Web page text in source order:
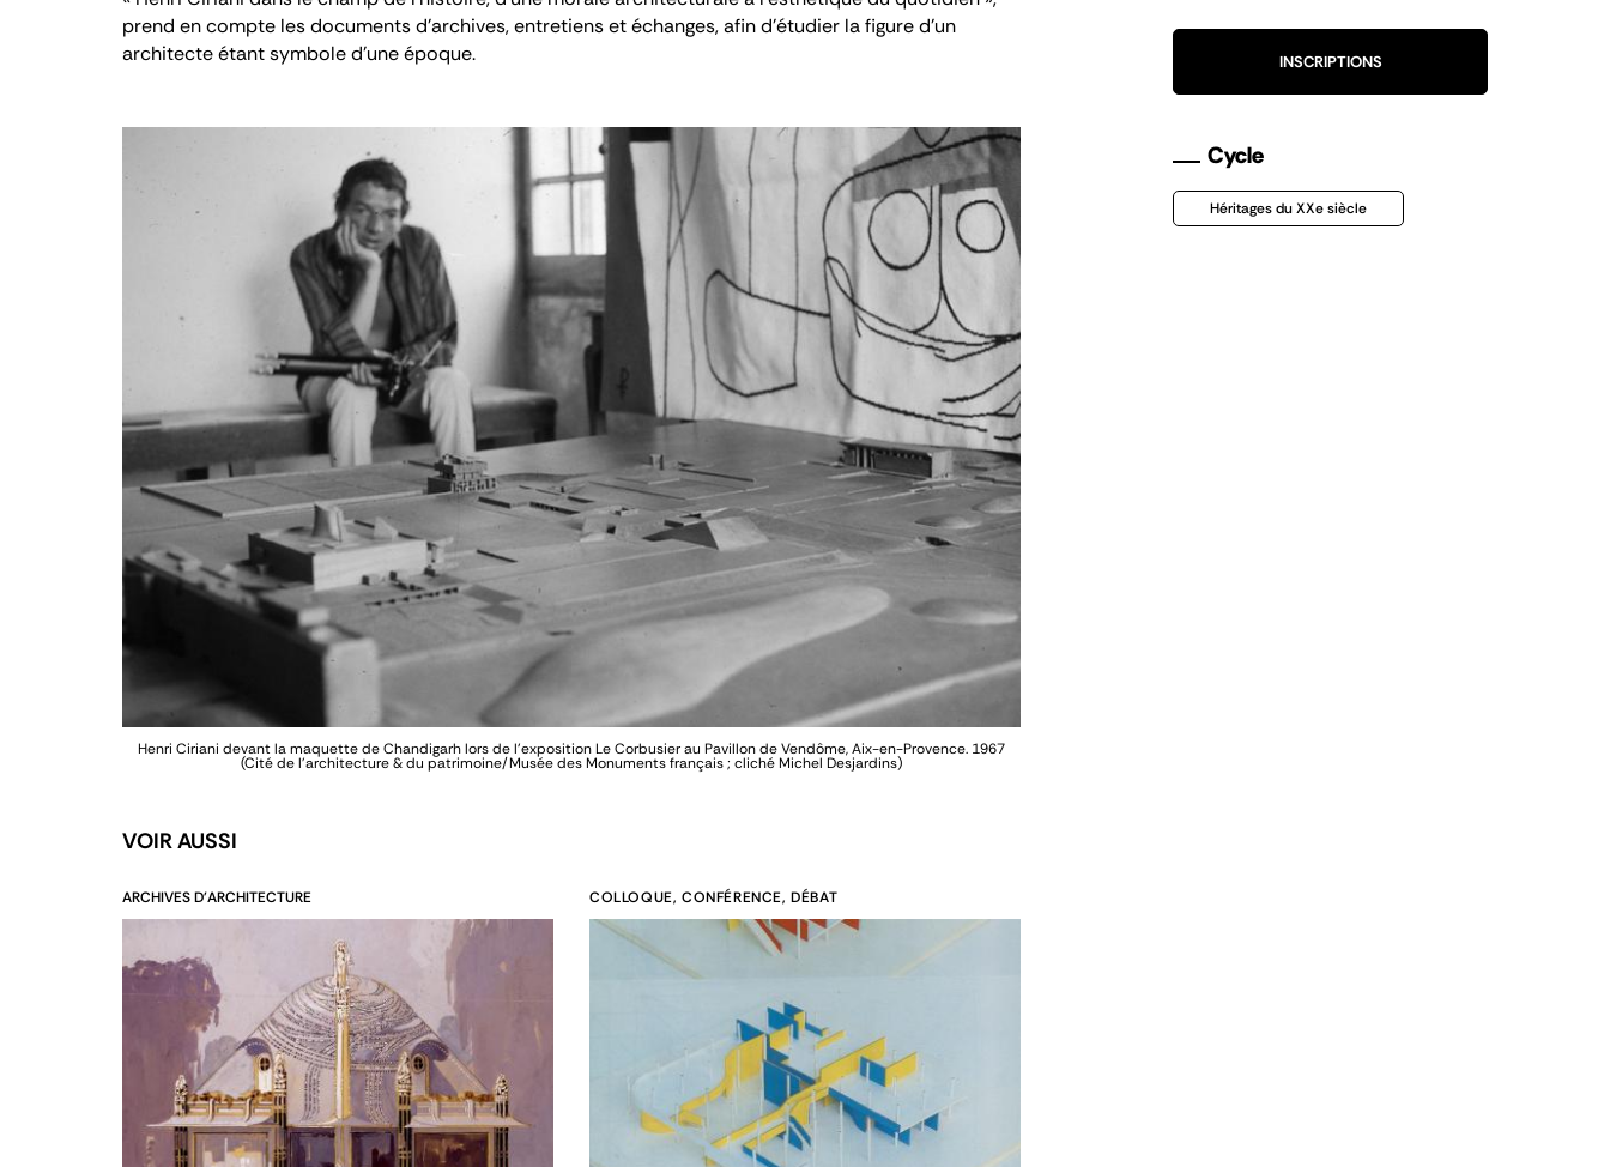
prend en compte les documents d’archives, entretiens et échanges, afin d’étudier la figure d’un
architecte étant symbole d’une époque.
Henri Ciriani devant la maquette de Chandigarh lors de l’exposition Le Corbusier au Pavillon de Vendôme, Aix-en-Provence. 1967
(Cité de l'architecture & du patrimoine/Musée des Monuments français ; cliché Michel Desjardins)
INSCRIPTIONS
Cycle
Héritages du XXe siècle
VOIR AUSSI
ARCHIVES D'ARCHITECTURE COLLOQUE, CONFÉRENCE, DÉBAT